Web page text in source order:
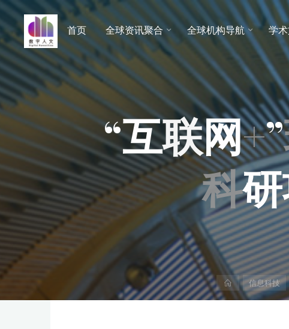
跳
至
内
容
数字人
文 |
DHCN
首页 全球资讯聚合 全球机构导航 学
“互联网+”
科研
首
页
信息科技